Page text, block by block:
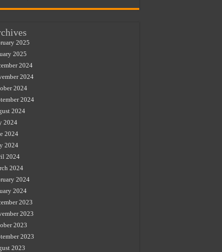
2025
2025
2024
2024
2024
2024
2024
2024
2024
2024
2024
2024
2024
2024
2023
2023
2023
2023
2023